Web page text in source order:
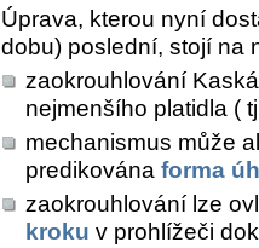
Úprava, kterou nyní
dobu) poslední, stojí na
zaokrouhlování
nejmenšího platidla (
mechanismus může
predikována forma
zaokrouhlování lze
kroku v prohlížeči